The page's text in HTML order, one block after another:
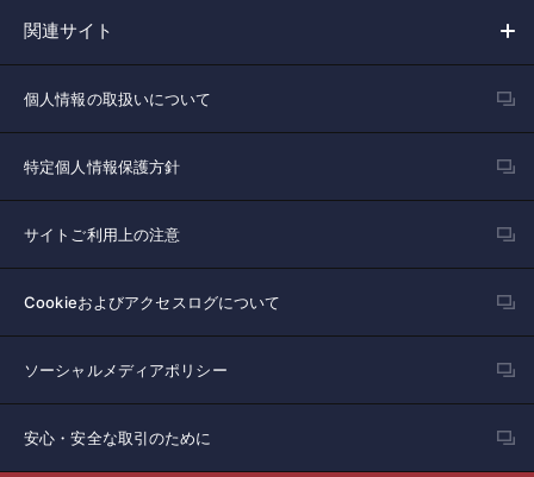
関連サイト
個人情報の取扱いについて
特定個人情報保護方針
サイトご利用上の注意
Cookieおよびアクセスログについて
ソーシャルメディアポリシー
安心・安全な取引のために